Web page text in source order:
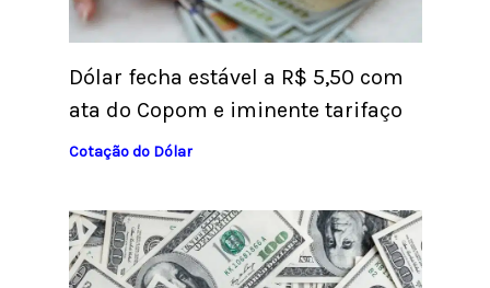
Dólar fecha estável a R$ 5,50 com
ata do Copom e iminente tarifaço
Cotação do Dólar